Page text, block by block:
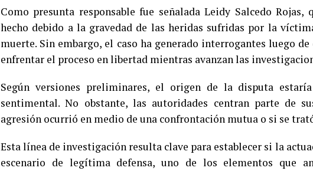
Como presunta responsable fue señalada Leidy Salcedo
hecho debido a la gravedad de las heridas sufridas por la
muerte. Sin embargo, el caso ha generado interrogantes luego
enfrentar el proceso en libertad mientras avanzan las
Según versiones preliminares, el origen de la disputa
sentimental. No obstante, las autoridades centran parte de
agresión ocurrió en medio de una confrontación mutua o si se
Esta línea de investigación resulta clave para establecer si la
escenario de legítima defensa, uno de los elementos que